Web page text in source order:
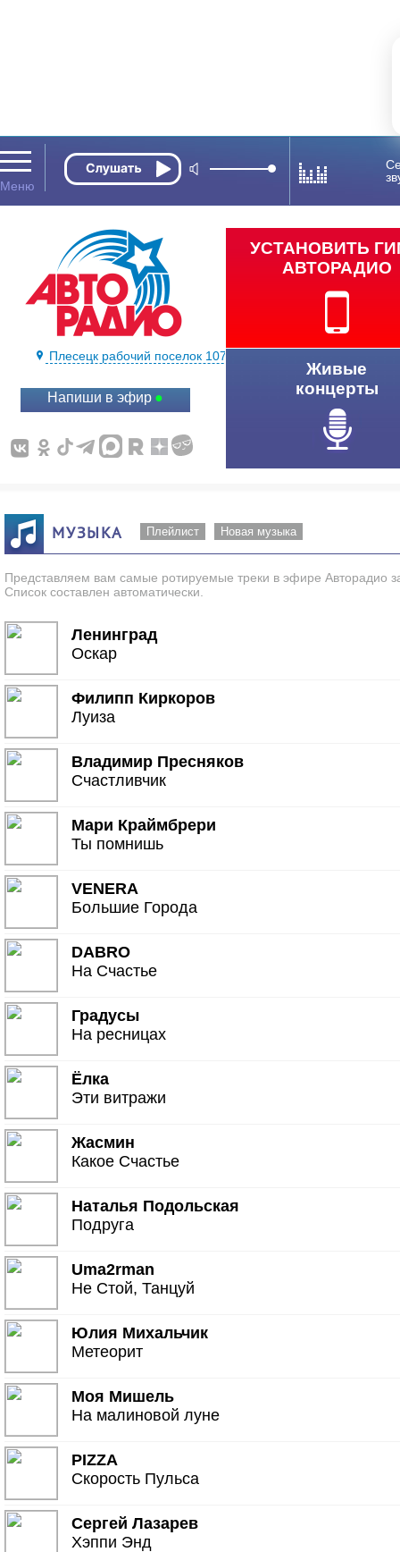
Плесецк рабочий поселок 107,7 FM
Напиши в эфир
УСТАНОВИТЬ
АВТОРАДИО
Живые
концерты
МУЗЫКА Плейлист Новая музыка
Представляем вам самые ротируемые треки в эфире Авторадио
Список составлен автоматически.
Ленинград
Оскар
Филипп Киркоров
Луиза
Владимир Пресняков
Счастливчик
Мари Краймбрери
Ты помнишь
VENERA
Большие Города
DABRO
На Счастье
Градусы
На ресницах
Ёлка
Эти витражи
Жасмин
Какое Счастье
Наталья Подольская
Подруга
Uma2rman
Не Стой, Танцуй
Юлия Михальчик
Метеорит
Моя Мишель
На малиновой луне
PIZZA
Скорость Пульса
Сергей Лазарев
Хэппи Энд